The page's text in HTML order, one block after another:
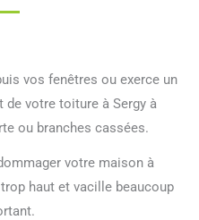
vos fenêtres ou exerce un
de votre toiture à Sergy à
ou branches cassées.
votre maison à
haut et vacille beaucoup